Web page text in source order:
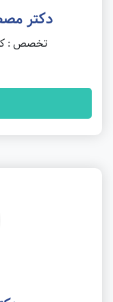
دکتر
تخصص :